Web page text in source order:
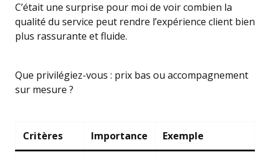
C’était une surprise pour moi de voir combien la
qualité du service peut rendre l’expérience client bien
plus rassurante et fluide.
Que privilégiez-vous : prix bas ou accompagnement
sur mesure ?
Critères Importance Exemple